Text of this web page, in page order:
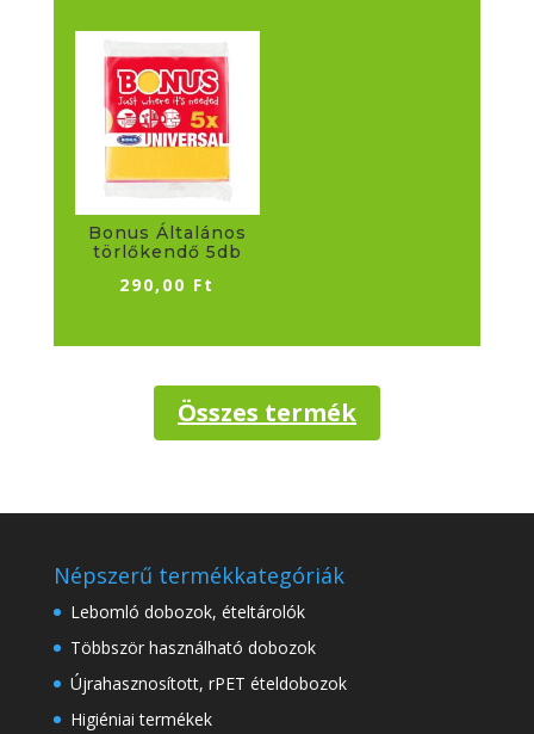
Bonus Általános
törlőkendő 5db
290,00 Ft
Összes termék
Népszerű termékkategóriák
Lebomló dobozok, ételtárolók
Többször használható dobozok
Újrahasznosított, rPET ételdobozok
Higiéniai termékek